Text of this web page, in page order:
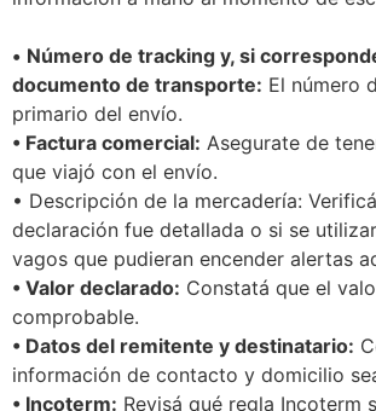
• Número de tracking y, si
documento de transporte: El número
primario del envío.
• Factura comercial: Asegurate de
que viajó con el envío.
• Descripción de la mercadería:
declaración fue detallada o si se
vagos que pudieran encender alertas
• Valor declarado: Constatá que el
comprobable.
• Datos del remitente y destinatario:
información de contacto y domicilio
• Incoterm: Revisá qué regla Incoterm